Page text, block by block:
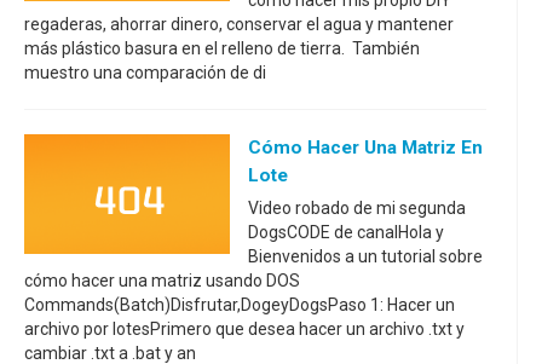
regaderas, ahorrar dinero, conservar el agua y mantener
más plástico basura en el relleno de tierra. También
muestro una comparación de di
Cómo Hacer Una Matriz En
Lote
Video robado de mi segunda
DogsCODE de canalHola y
Bienvenidos a un tutorial sobre
cómo hacer una matriz usando DOS
Commands(Batch)Disfrutar,DogeyDogsPaso 1: Hacer un
archivo por lotesPrimero que desea hacer un archivo .txt y
cambiar .txt a .bat y an